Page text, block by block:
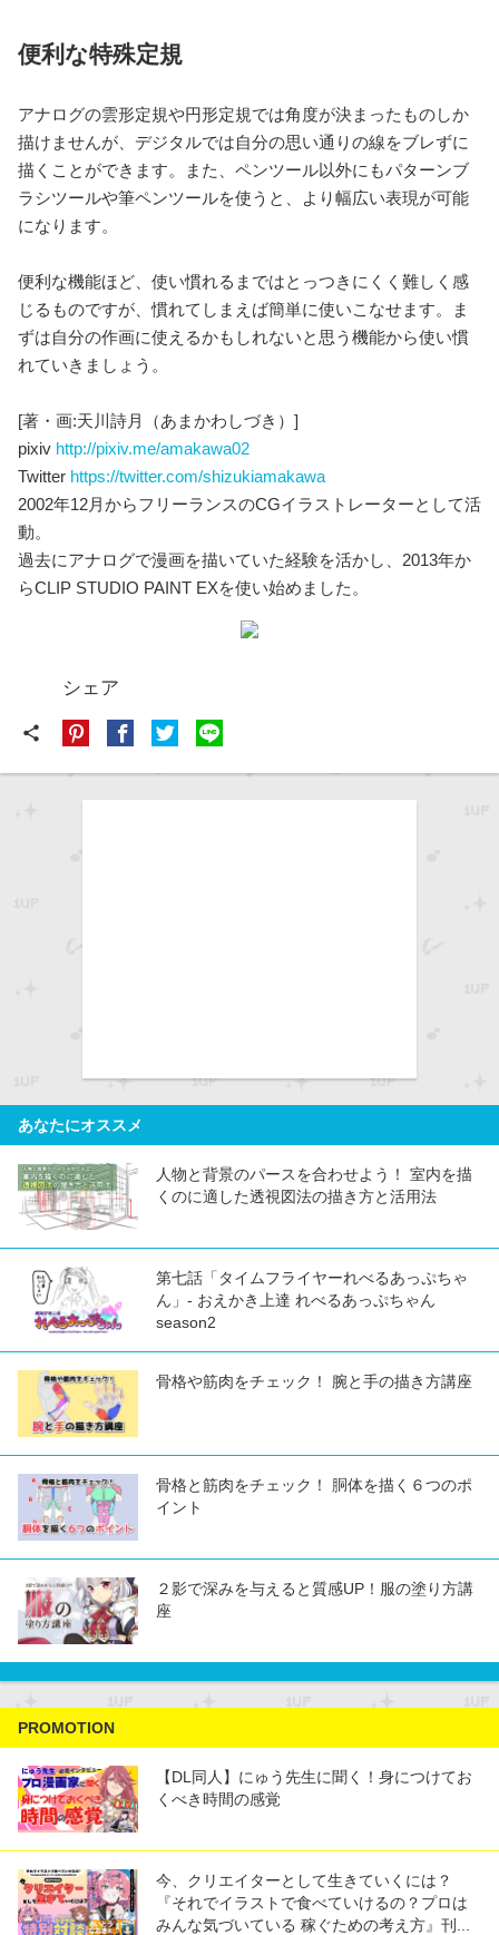
便利な特殊定規
アナログの雲形定規や円形定規では角度が決まったものしか
描けませんが、デジタルでは自分の思い通りの線をブレずに
描くことができます。また、ペンツール以外にもパターンブ
ラシツールや筆ペンツールを使うと、より幅広い表現が可能
になります。
便利な機能ほど、使い慣れるまではとっつきにくく難しく感
じるものですが、慣れてしまえば簡単に使いこなせます。ま
ずは自分の作画に使えるかもしれないと思う機能から使い慣
れていきましょう。
[著・画:天川詩月（あまかわしづき）]
pixiv http://pixiv.me/amakawa02
Twitter https://twitter.com/shizukiamakawa
2002年12月からフリーランスのCGイラストレーターとして活
動。
過去にアナログで漫画を描いていた経験を活かし、2013年か
らCLIP STUDIO PAINT EXを使い始めました。
シェア
share
あなたにオススメ
人物と背景のパースを合わせよう！ 室内を描
くのに適した透視図法の描き方と活用法
第七話「タイムフライヤーれべるあっぷちゃ
ん」- おえかき上達 れべるあっぷちゃん
season2
骨格や筋肉をチェック！ 腕と手の描き方講座
骨格と筋肉をチェック！ 胴体を描く６つのポ
イント
２影で深みを与えると質感UP！服の塗り方講
座
PROMOTION
【DL同人】にゅう先生に聞く！身につけてお
くべき時間の感覚
今、クリエイターとして生きていくには？
『それでイラストで食べていけるの？プロは
みんな気づいている 稼ぐための考え方』刊...